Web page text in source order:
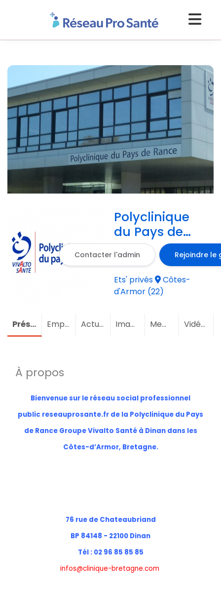
Polyclinique
du Pays de
Rance Groupe
Vivalto Santé
à Dinan dans
les Côtes-
Bretagne.
Contacter l'admin Rejoindre le
Ets' privés
Côtes-
d'Armor (22)
Présentation Emploi Actualités Images Membres (11)Vidéos
À propos
Bienvenue sur le réseau social professionnel
public reseauprosante.fr de la Polyclinique du Pays
de Rance Groupe Vivalto Santé à Dinan dans les
Côtes-d’Armor, Bretagne.
76 rue de Chateaubriand
BP 84148 - 22100 Dinan
Tél : 02 96 85 85 85
infos@clinique-bretagne.com